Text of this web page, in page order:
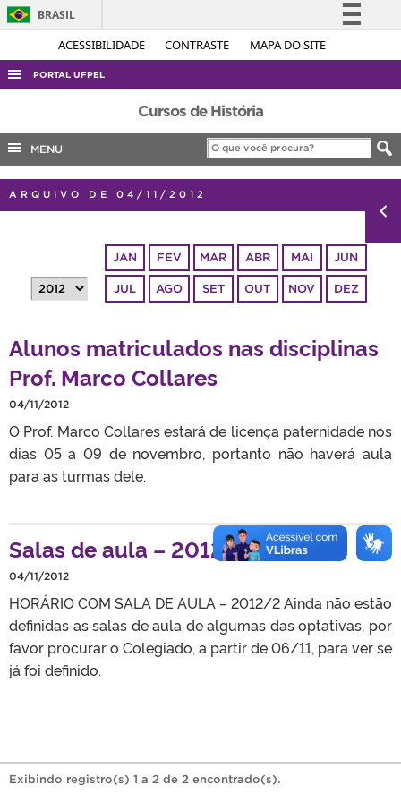
ACESSIBILIDADE CONTRASTE MAPA DO SITE
BRASIL
Simplifique!
Legislação
Canais
PORTAL UFPEL
ACESSO À INFORMAÇÃO
AUDITORIA
COBALTO
CONCURSOS
OUVIDORIA
TELEFONES
Cursos de História
MENU
ARQUIVO DE 04/11/2012
JAN FEV MAR ABR MAI JUN
JUL AGO SET OUT NOV DEZ
Alunos matriculados nas disciplinas
Prof. Marco Collares
04/11/2012
O Prof. Marco Collares estará de licença paternidade nos
dias 05 a 09 de novembro, portanto não haverá aula
para as turmas dele.
Salas de aula – 2012/2
04/11/2012
HORÁRIO COM SALA DE AULA – 2012/2 Ainda não estão
definidas as salas de aula de algumas das optativas, por
favor procurar o Colegiado, a partir de 06/11, para ver se
já foi definido.
Exibindo registro(s) 1 a 2 de 2 encontrado(s).